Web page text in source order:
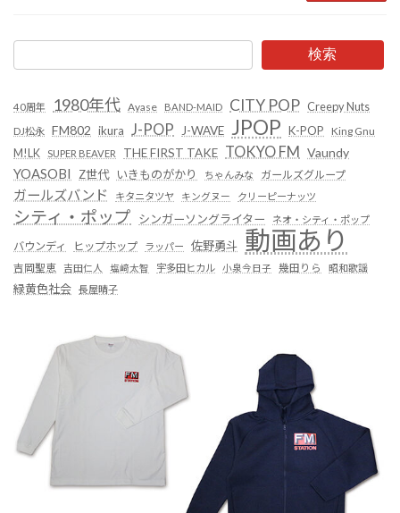
検索
40周年 1980年代 Ayase BAND-MAID CITY POP Creepy Nuts
DJ松永 FM802 ikura J-POP J-WAVE JPOP K-POP
King Gnu
M!LK
SUPER BEAVER THE FIRST TAKE TOKYO FM Vaundy
YOASOBI Z世代 いきものがかり ちゃんみな ガールズグループ
ガールズバンド キタニタツヤ キングヌー クリーピーナッツ
シティ・ポップ シンガーソングライター ネオ・シティ・ポップ
バウンディ ヒップホップ ラッパー 佐野勇斗 動画あり
吉岡聖恵 吉田仁人 塩﨑太智 宇多田ヒカル 小泉今日子 幾田りら 昭和歌謡
緑黄色社会 長屋晴子